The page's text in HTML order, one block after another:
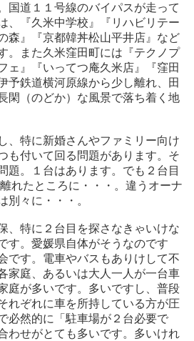
国道１１号線のバイパスが走って
、『久米中学校』『リハビリテー
森』『京都韓丼松山平井店』など
。また久米窪田町には『テクノプ
ェ』『いってつ庵久米店』『窪田
予鉄道横河原線から少し離れ、田
閑（のどか）な風景で落ち着く地
、特に新婚さんやファミリー向け
も付いて回る問題があります。そ
題。１台はあります。でも２台目
れたところに・・・。違うオーナ
別々に・・・。
、特に２台目を探さなきゃいけな
す。愛媛県自体がそうなのです
です。電車やバスもありけして不
家庭、あるいは大人一人が一台車
庭が多いです。多いですし、普段
れぞれに車を所持している方が圧
必然的に「駐車場が２台必要で
わせがとても多いです。多いけれ